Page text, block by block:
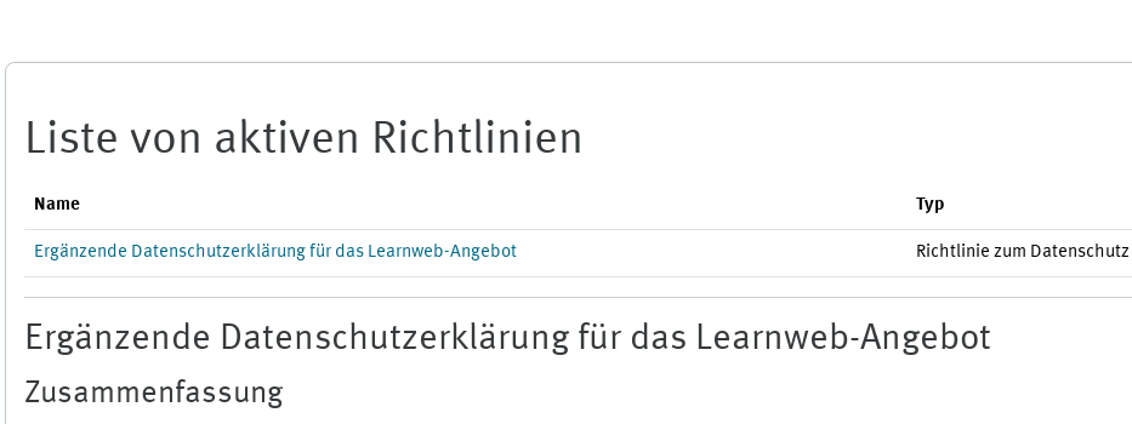
Liste von aktiven Richtlinien
Name Typ
Ergänzende Datenschutzerklärung für das Learnweb-Angebot Richtlinie zum Datenschutz
Ergänzende Datenschutzerklärung für das Learnweb-Angebot
Zusammenfassung